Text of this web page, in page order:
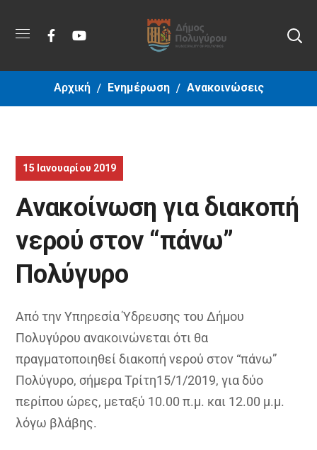
Αρχική Ενημέρωση Ανακοινώσεις
15 Ιανουαρίου 2019
Ανακοίνωση για διακοπή
νερού στον “πάνω”
Πολύγυρο
Από την Υπηρεσία Ύδρευσης του Δήμου
Πολυγύρου ανακοινώνεται ότι θα
πραγματοποιηθεί διακοπή νερού στον “πάνω”
Πολύγυρο, σήμερα Τρίτη15/1/2019, για δύο
περίπου ώρες, μεταξύ 10.00 π.μ. και 12.00 μ.μ.
λόγω βλάβης.